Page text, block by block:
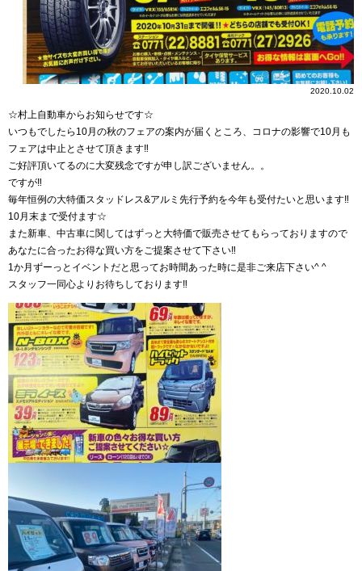
2020.10.02
☆村上自動車からお知らせです☆
いつもでしたら10月の秋のフェアの案内が届くところ、コロナの影響で10月も
フェアは中止とさせて頂きます‼︎
ご好評頂いてるのに大変残念ですが申し訳ございません。。
ですが‼︎
毎年恒例の大特価スタッドレス&アルミ先行予約を今年も受付たいと思います‼︎
10月末まで受付ます☆
また新車、中古車に関してはずっと大特価で販売させてもらっておりますので
あなたに合ったお得な買い方をご提案させて下さい‼︎
1か月ずーっとイベントだと思ってお時間あった時に是非ご来店下さい^ ^
スタッフ一同心よりお待ちしております‼︎